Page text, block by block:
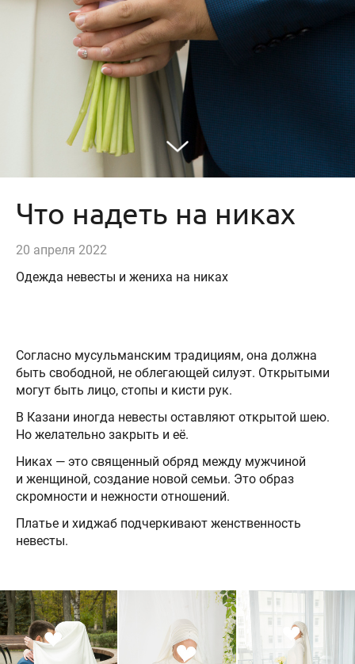
Что надеть на никах
20 апреля 2022
Одежда невесты и жениха на никах
Согласно мусульманским традициям, она должна
быть свободной, не облегающей силуэт. Открытыми
могут быть лицо, стопы и кисти рук.
В Казани иногда невесты оставляют открытой шею.
Но желательно закрыть и её.
Никах — это священный обряд между мужчиной
и женщиной, создание новой семьи. Это образ
скромности и нежности отношений.
Платье и хиджаб подчеркивают женственность
невесты.